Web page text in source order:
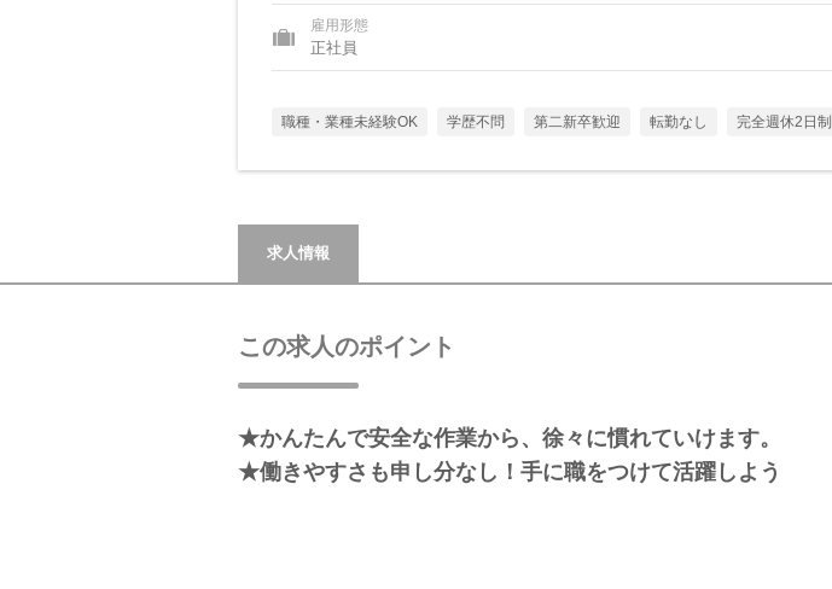
雇用形態
正社員
職種・業種未経験OK 学歴不問 第二新卒歓迎 転勤なし 完全週休2日制
求人情報
この求人のポイント
★かんたんで安全な作業から、徐々に慣れていけます。
★働きやすさも申し分なし！手に職をつけて活躍しよう